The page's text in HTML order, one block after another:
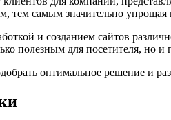
тем самым значительно
и созданием сайтов
полезным для посетителя, но
оптимальное решение и